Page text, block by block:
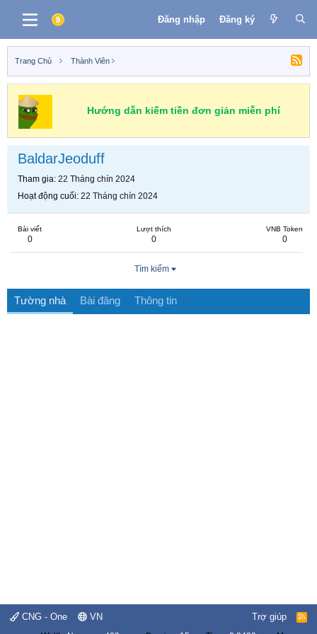
Đăng nhập Đăng ký
Trang Chủ Thành Viên
Hướng dẫn kiếm tiền đơn giản miễn phí
BaldarJeoduff
Tham gia 22 Tháng chín 2024
Hoạt động cuối 22 Tháng chín 2024
Bài viết
0
Lượt thích
0
VNB Token
0
Tìm kiếm
Tường nhà Bài đăng Thông tin
CNG - One VN Trợ giúp
R